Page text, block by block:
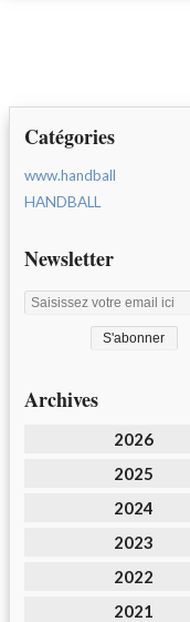
Catégories
www.handball
HANDBALL
Newsletter
Archives
2026
2025
2024
2023
2022
2021